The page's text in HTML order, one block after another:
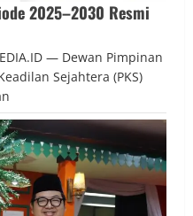
2025–2030 Resmi
— Dewan Pimpinan
Sejahtera (PKS)